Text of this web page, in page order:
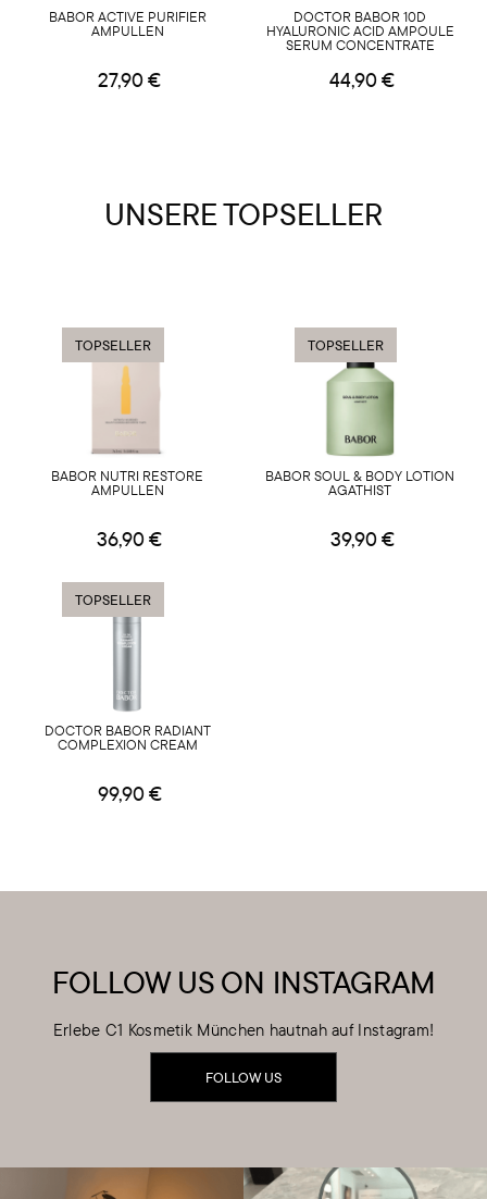
BABOR ACTIVE PURIFIER
AMPULLEN
27,90 €
DOCTOR BABOR 10D
HYALURONIC ACID AMPOULE
SERUM CONCENTRATE
44,90 €
UNSERE TOPSELLER
TOPSELLER
BABOR NUTRI RESTORE
AMPULLEN
36,90 €
TOPSELLER
BABOR SOUL & BODY LOTION
AGATHIST
39,90 €
TOPSELLER
DOCTOR BABOR RADIANT
COMPLEXION CREAM
99,90 €
FOLLOW US ON INSTAGRAM
Erlebe C1 Kosmetik München hautnah auf Instagram!
FOLLOW US